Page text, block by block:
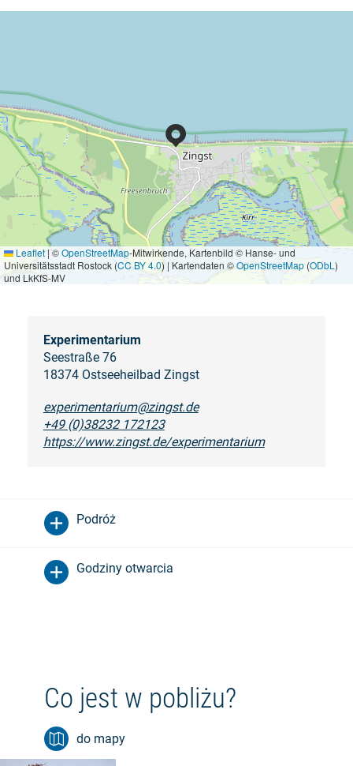
Leaflet| ©OpenStreetMap-Mitwirkende, Kartenbild © Hanse- und
Universitätsstadt Rostock (CC BY 4.0) | Kartendaten ©OpenStreetMap(ODbL )
und LkKfS-MV
Experimentarium
Seestraße 76
18374 Ostseeheilbad Zingst
experimentarium@zingst.de
+49 (0)38232 172123
https://www.zingst.de/experimentarium
Podróż
Godziny otwarcia
Co jest w pobliżu?
do mapy